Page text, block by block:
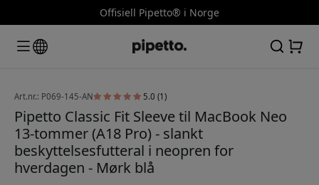
Offisiell Pipetto® i Norge
Art.nr.: P069-145-AN 5.0 (1)
Pipetto Classic Fit Sleeve til MacBook Neo
13-tommer (A18 Pro) - slankt
beskyttelsesfutteral i neopren for
hverdagen - Mørk blå